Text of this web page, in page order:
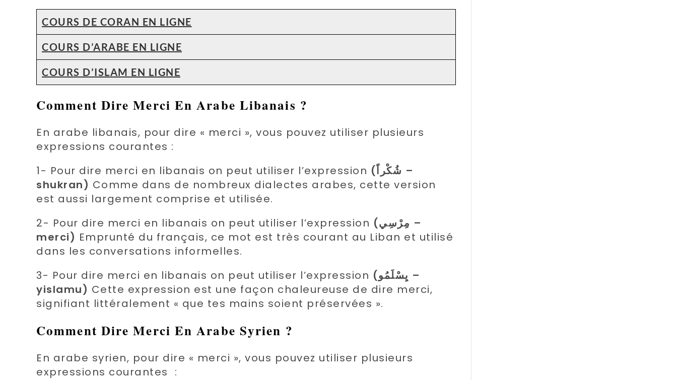
COURS DE CORAN EN LIGNE
COURS D’ARABE EN LIGNE
COURS D’ISLAM EN LIGNE
Comment Dire Merci En Arabe Libanais ?
En arabe libanais, pour dire « merci », vous pouvez utiliser plusieurs
expressions courantes :
1- Pour dire merci en libanais on peut utiliser l’expression (شُكْراً –
shukran) Comme dans de nombreux dialectes arabes, cette version
est aussi largement comprise et utilisée.
2- Pour dire merci en libanais on peut utiliser l’expression (مِرْسِي –
merci) Emprunté du français, ce mot est très courant au Liban et utilisé
dans les conversations informelles.
3- Pour dire merci en libanais on peut utiliser l’expression (يِسْلَمُو –
yislamu) Cette expression est une façon chaleureuse de dire merci,
signifiant littéralement « que tes mains soient préservées ».
Comment Dire Merci En Arabe Syrien ?
En arabe syrien, pour dire « merci », vous pouvez utiliser plusieurs
expressions courantes :